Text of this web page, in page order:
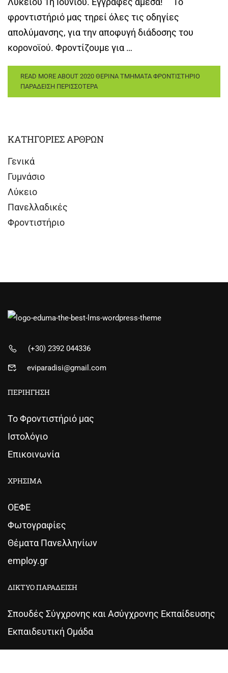
φροντιστήριό μας τηρεί όλες τις οδηγίες
απολύμανσης, για την αποφυγή διάδοσης του
κορονοϊού. Φροντίζουμε για …
READ MORE ABOUT 2020 ΘΕΡΙΝΑ ΤΜΗΜΑΤΑ ΦΡΟΝΤΙΣΤΗΡΙΟ
ΠΑΡΑΔΕΙΣΗ ΠΕΡΙΣΣΟΤΕΡΑ
ΚΑΤΗΓΟΡΙΕΣ ΑΡΘΡΩΝ
Γενικά
Γυμνάσιο
Λύκειο
Πανελλαδικές
Φροντιστήριο
(+30) 2392 044336
eviparadisi@gmail.com
ΠΕΡΙΗΓΗΣΗ
Το Φροντιστήριό μας
Ιστολόγιο
Επικοινωνία
ΧΡΗΣΙΜΑ
ΟΕΦΕ
Φωτογραφίες
Θέματα Πανελληνίων
employ.gr
ΔΙΚΤΥΟ ΠΑΡΑΔΕΙΣΗ
Σπουδές Σύγχρονης και Ασύγχρονης Εκπαίδευσης
Εκπαιδευτική Ομάδα